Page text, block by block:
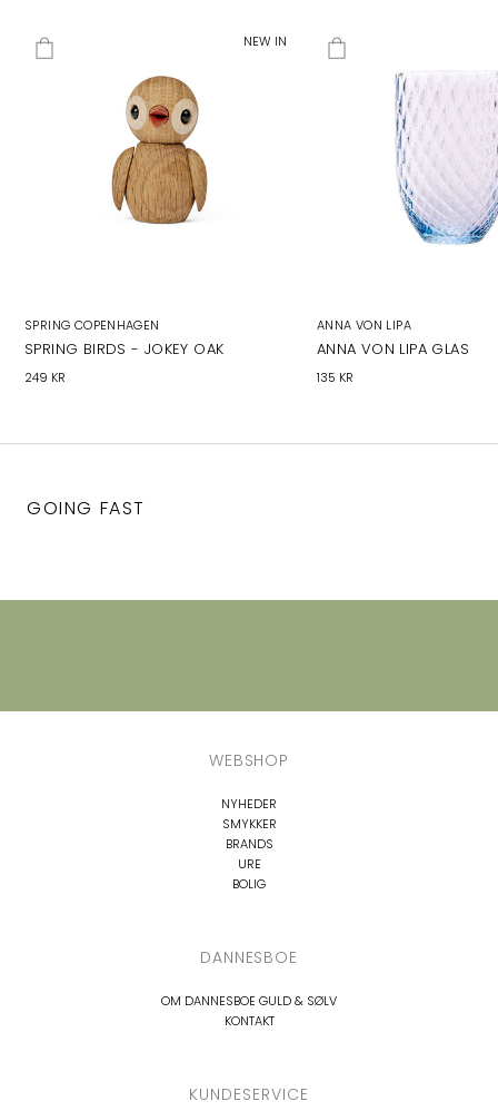
NEW IN
SPRING COPENHAGEN
SPRING BIRDS - JOKEY OAK
249 KR
ANNA VON LIPA
ANNA VON LIPA GLAS
135 KR
GOING FAST
WEBSHOP
NYHEDER
SMYKKER
BRANDS
URE
BOLIG
DANNESBOE
OM DANNESBOE GULD & SØLV
KONTAKT
KUNDESERVICE